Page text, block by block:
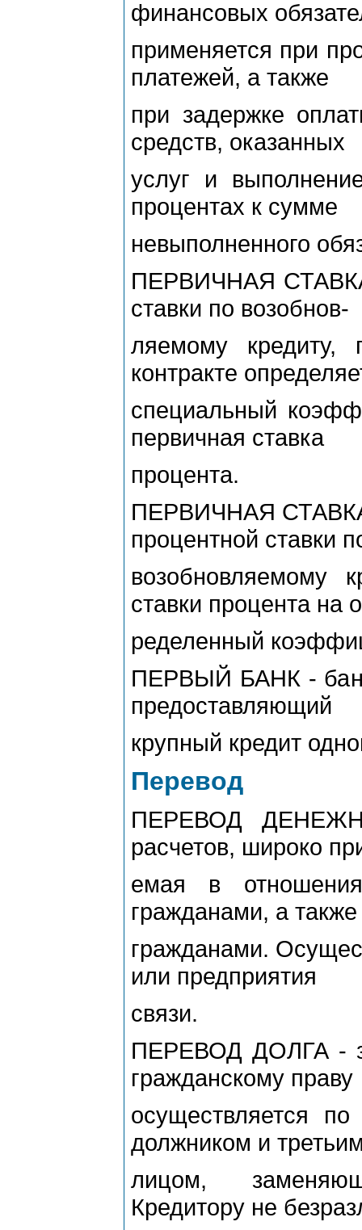
финансовых
применяется при
платежей, а также
при задержке
средств, оказанных
услуг и
процентах к сумме
невыполненного
ПЕРВИЧНАЯ
ставки по возобнов-
ляемому кредиту,
контракте
специальный
первичная ставка
процента.
ПЕРВИЧНАЯ
процентной ставки
возобновляемому
ставки процента на
ределенный
ПЕРВЫЙ БАНК -
предоставляющий
крупный кредит
Перевод
ПЕРЕВОД
расчетов, широко
емая в
гражданами, а
гражданами.
или предприятия
связи.
ПЕРЕВОД ДОЛГА -
гражданскому праву
осуществляется
должником и
лицом,
Кредитору не